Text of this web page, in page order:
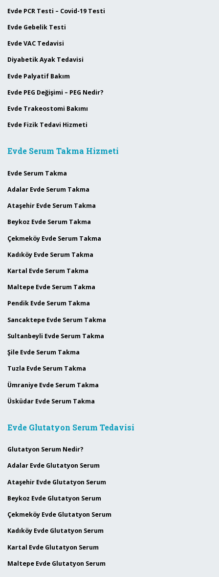
Evde PCR Testi – Covid-19 Testi
Evde Gebelik Testi
Evde VAC Tedavisi
Diyabetik Ayak Tedavisi
Evde Palyatif Bakım
Evde PEG Değişimi – PEG Nedir?
Evde Trakeostomi Bakımı
Evde Fizik Tedavi Hizmeti
Evde Serum Takma Hizmeti
Evde Serum Takma
Adalar Evde Serum Takma
Ataşehir Evde Serum Takma
Beykoz Evde Serum Takma
Çekmeköy Evde Serum Takma
Kadıköy Evde Serum Takma
Kartal Evde Serum Takma
Maltepe Evde Serum Takma
Pendik Evde Serum Takma
Sancaktepe Evde Serum Takma
Sultanbeyli Evde Serum Takma
Şile Evde Serum Takma
Tuzla Evde Serum Takma
Ümraniye Evde Serum Takma
Üsküdar Evde Serum Takma
Evde Glutatyon Serum Tedavisi
Glutatyon Serum Nedir?
Adalar Evde Glutatyon Serum
Ataşehir Evde Glutatyon Serum
Beykoz Evde Glutatyon Serum
Çekmeköy Evde Glutatyon Serum
Kadıköy Evde Glutatyon Serum
Kartal Evde Glutatyon Serum
Maltepe Evde Glutatyon Serum